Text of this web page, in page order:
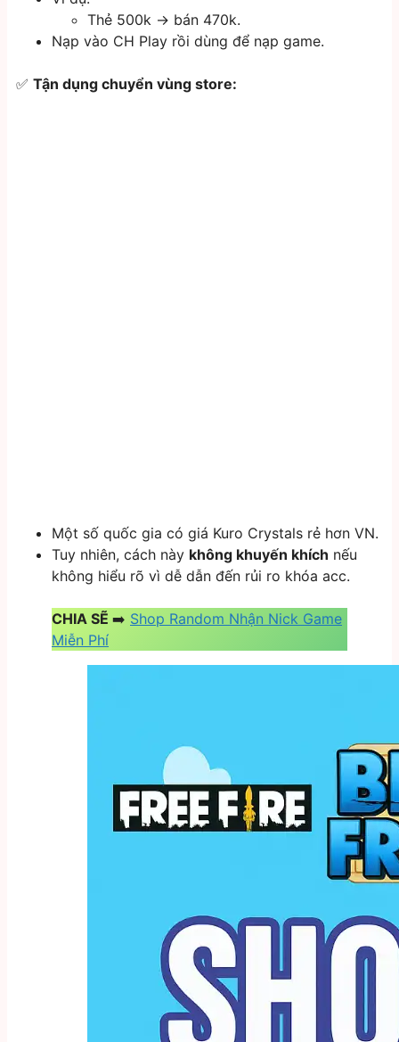
Thẻ 500k → bán 470k.
Nạp vào CH Play rồi dùng để nạp game.
✅ Tận dụng chuyển vùng store:
Một số quốc gia có giá Kuro Crystals rẻ hơn VN.
Tuy nhiên, cách này không khuyến khích nếu
không hiểu rõ vì dễ dẫn đến rủi ro khóa acc.
CHIA SẼ ➡️ Shop Random Nhận Nick Game
Miễn Phí